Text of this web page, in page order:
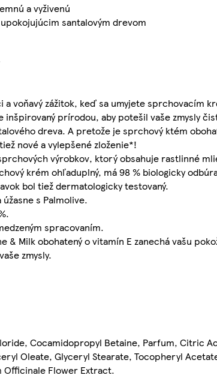
a vyživenú
santalovým drevom
a voňavý zážitok, keď sa umyjete sprchovacím
prírodou, aby potešil vaše zmysly
dreva. A pretože je sprchový ktém
nové a vylepšené zloženie*!
výrobkov, ktorý obsahuje rastlinné
krém ohľaduplný, má 98 % biologicky
bol tiež dermatologicky testovaný.
s Palmolive.
spracovaním.
& Milk obohatený o vitamín E zanechá vašu
zmysly.
Cocamidopropyl Betaine, Parfum, Citric
Oleate, Glyceryl Stearate, Tocopheryl
Officinale Flower Extract.